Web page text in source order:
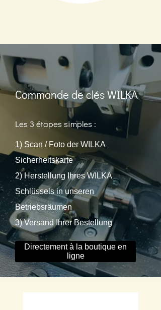
Commande de clés WILKA
Les 3 étapes simples :
1) Scan / Foto der WILKA
Sicherheitskarte
2) Herstellung Ihres WILKA
Schlüssels in unseren
Betriebsräumen
3) Versand Ihrer Bestellung
Directement à la boutique en
ligne